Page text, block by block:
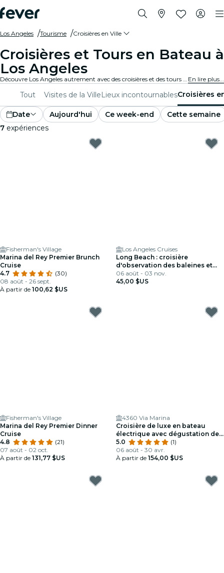
Los Angeles Tourisme Croisières en Ville
Croisières et Tours en Bateau à
Los Angeles
Découvre Los Angeles autrement avec des croisières et des tours en bateau. Admire les monuments emblématiques et les vues à couper le souffle de la ville en traversant des eaux sereines. Les croisières et les tours en bateau à Los Angeles t'embarqueront dans une aventure sans pareil. En lire plus...
Tout Visites de la VilleLieux incontournablesCroisières
Date Aujourd'hui Ce week-end
Cette semaine
7 expériences
Fisherman's Village
Marina del Rey Premier Brunch
Cruise
4.7
(30)
08 août - 26 sept.
À partir de 100,62 $US
Los Angeles Cruises
Long Beach : croisière
d'observation des baleines et
des dauphins
06 août - 03 nov.
45,00 $US
Fisherman's Village
Marina del Rey Premier Dinner
Cruise
4.8
(21)
07 août - 02 oct.
À partir de 131,77 $US
4360 Via Marina
Croisière de luxe en bateau
électrique avec dégustation de
vin, de la charcuterie et
observation des otaries
5.0
(1)
06 août - 30 avr.
À partir de 154,00 $US